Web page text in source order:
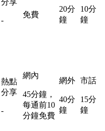
-
免費
20分
鐘
10分
鐘
熱點
分享
-
網內
45分鐘，
每通前10
分鐘免費
網外
40分
鐘
市話
15分
鐘